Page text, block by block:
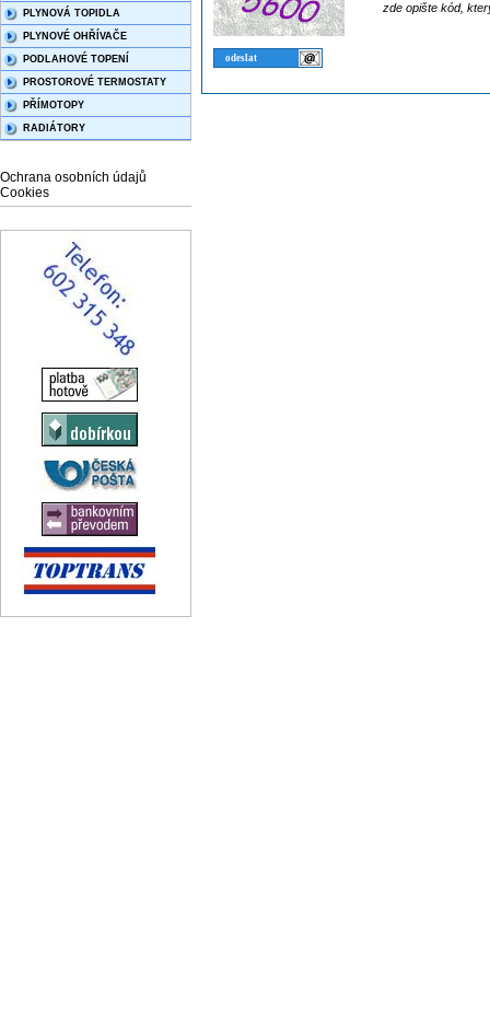
PLYNOVÁ TOPIDLA
PLYNOVÉ OHŘÍVAČE
PODLAHOVÉ TOPENÍ
PROSTOROVÉ TERMOSTATY
PŘÍMOTOPY
RADIÁTORY
Ochrana osobních údajů
Cookies
zde opište kód,